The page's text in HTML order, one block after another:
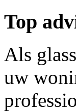
Top
Als
uw